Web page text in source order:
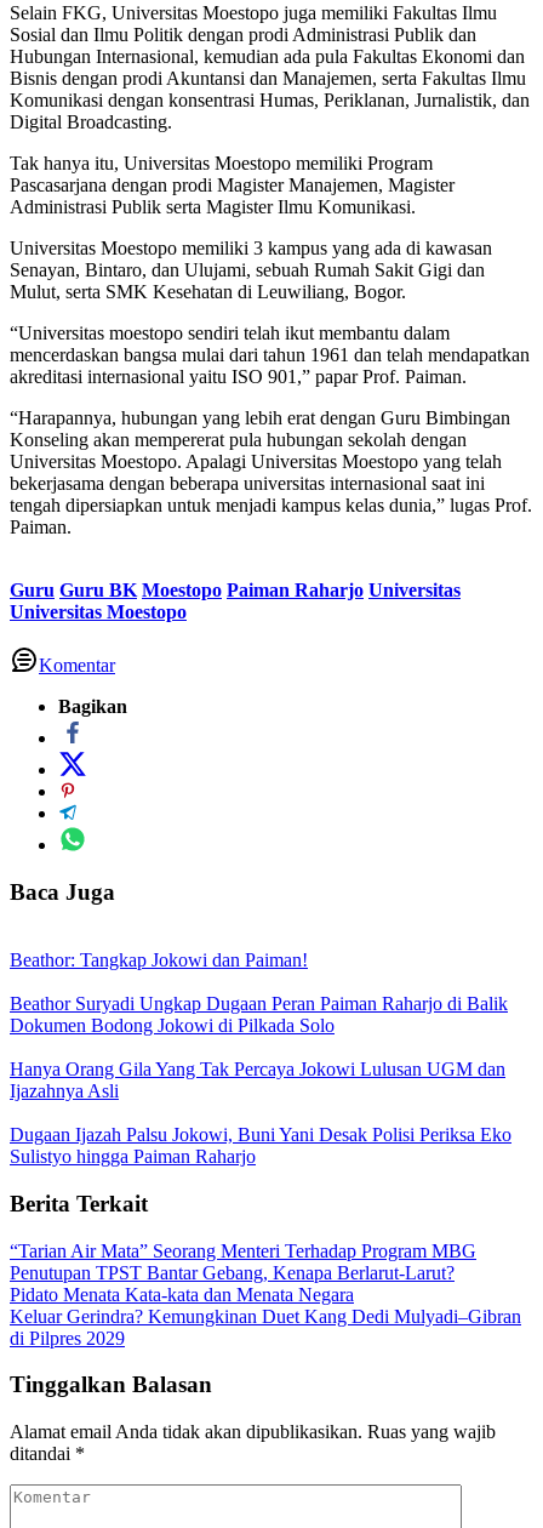
Selain FKG, Universitas Moestopo juga memiliki Fakultas Ilmu
Sosial dan Ilmu Politik dengan prodi Administrasi Publik dan
Hubungan Internasional, kemudian ada pula Fakultas Ekonomi dan
Bisnis dengan prodi Akuntansi dan Manajemen, serta Fakultas Ilmu
Komunikasi dengan konsentrasi Humas, Periklanan, Jurnalistik, dan
Digital Broadcasting.
Tak hanya itu, Universitas Moestopo memiliki Program
Pascasarjana dengan prodi Magister Manajemen, Magister
Administrasi Publik serta Magister Ilmu Komunikasi.
Universitas Moestopo memiliki 3 kampus yang ada di kawasan
Senayan, Bintaro, dan Ulujami, sebuah Rumah Sakit Gigi dan
Mulut, serta SMK Kesehatan di Leuwiliang, Bogor.
“Universitas moestopo sendiri telah ikut membantu dalam
mencerdaskan bangsa mulai dari tahun 1961 dan telah mendapatkan
akreditasi internasional yaitu ISO 901,” papar Prof. Paiman.
“Harapannya, hubungan yang lebih erat dengan Guru Bimbingan
Konseling akan mempererat pula hubungan sekolah dengan
Universitas Moestopo. Apalagi Universitas Moestopo yang telah
bekerjasama dengan beberapa universitas internasional saat ini
tengah dipersiapkan untuk menjadi kampus kelas dunia,” lugas Prof.
Paiman.
Guru Guru BK Moestopo Paiman Raharjo Universitas
Universitas Moestopo
Komentar
Bagikan
Baca Juga
Beathor: Tangkap Jokowi dan Paiman!
Beathor Suryadi Ungkap Dugaan Peran Paiman Raharjo di Balik
Dokumen Bodong Jokowi di Pilkada Solo
Hanya Orang Gila Yang Tak Percaya Jokowi Lulusan UGM dan
Ijazahnya Asli
Dugaan Ijazah Palsu Jokowi, Buni Yani Desak Polisi Periksa Eko
Sulistyo hingga Paiman Raharjo
Berita Terkait
“Tarian Air Mata” Seorang Menteri Terhadap Program MBG
Penutupan TPST Bantar Gebang, Kenapa Berlarut-Larut?
Pidato Menata Kata-kata dan Menata Negara
Keluar Gerindra? Kemungkinan Duet Kang Dedi Mulyadi–Gibran
di Pilpres 2029
Tinggalkan Balasan
Alamat email Anda tidak akan dipublikasikan. Ruas yang wajib
ditandai *